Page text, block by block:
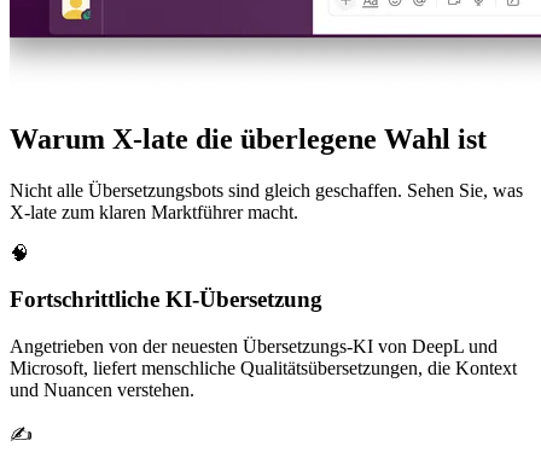
Warum X-late die überlegene Wahl ist
Nicht alle Übersetzungsbots sind gleich geschaffen. Sehen Sie, was
X-late zum klaren Marktführer macht.
🧠
Fortschrittliche KI-Übersetzung
Angetrieben von der neuesten Übersetzungs-KI von DeepL und
Microsoft, liefert menschliche Qualitätsübersetzungen, die Kontext
und Nuancen verstehen.
✍️